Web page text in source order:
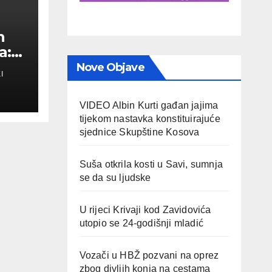
Nove Objave
VIDEO Albin Kurti gađan jajima
tijekom nastavka konstituirajuće
sjednice Skupštine Kosova
Suša otkrila kosti u Savi, sumnja
se da su ljudske
U rijeci Krivaji kod Zavidovića
utopio se 24-godišnji mladić
Vozači u HBŽ pozvani na oprez
zbog divljih konja na cestama